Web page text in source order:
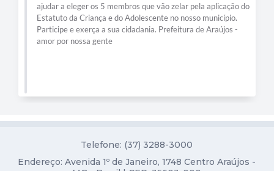
ajudar a eleger os 5 membros que vão zelar pela aplicação do
Estatuto da Criança e do Adolescente no nosso município.
Participe e exerça a sua cidadania. Prefeitura de Araújos -
amor por nossa gente
Telefone: (37) 3288-3000
Endereço: Avenida 1º de Janeiro, 1748 Centro Araújos -